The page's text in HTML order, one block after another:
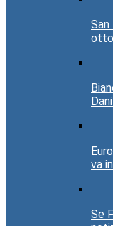
San
va
Se